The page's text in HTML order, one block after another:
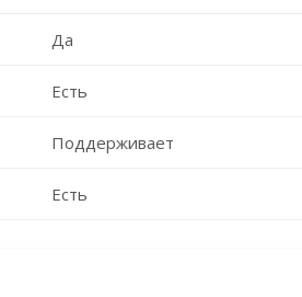
Да
Есть
Поддерживает
Есть